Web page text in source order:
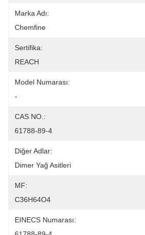
Marka Adı:
Chemfine
Sertifika:
REACH
Model Numarası:
-
CAS NO.:
61788-89-4
Diğer Adlar:
Dimer Yağ Asitleri
MF:
C36H64O4
EINECS Numarası: